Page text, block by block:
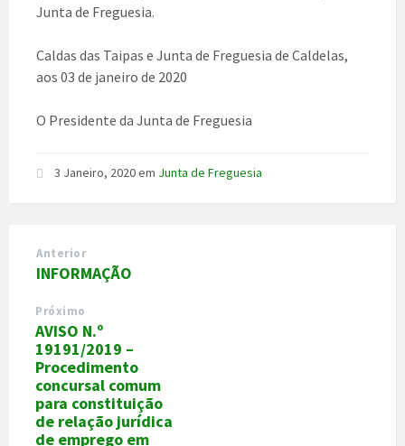
Junta de Freguesia.
Caldas das Taipas e Junta de Freguesia de Caldelas,
aos 03 de janeiro de 2020
O Presidente da Junta de Freguesia
3 Janeiro, 2020em Junta de Freguesia
Anterior
INFORMAÇÃO
Próximo
AVISO N.º
19191/2019 –
Procedimento
concursal comum
para constituição
de relação jurídica
de emprego em